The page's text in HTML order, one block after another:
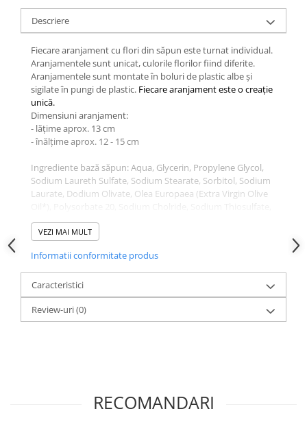
Descriere
Fiecare aranjament cu flori din săpun este turnat individual.
Aranjamentele sunt unicat, culorile florilor fiind diferite.
Aranjamentele sunt montate în boluri de plastic albe și
sigilate în pungi de plastic. Fiecare aranjament este o creație
unică.
Dimensiuni aranjament:
- lățime aprox. 13 cm
- înălțime aprox. 12 - 15 cm
Ingrediente bază săpun: Aqua, Glycerin, Propylene Glycol,
Sodium Laureth Sulfate, Sodium Stearate, Sorbitol, Sodium
Laurate, Dodium Olivate, Olea Europaea (Extra Virgin Olive
Etidronic Acid
Produs vândut deAccesoriitopone.ro
Calitate și garanție
Mai multe
informații:0773.944.335/office@accesoriitopone.ro
Prețurile afișate conțin T.V.A.
VEZI MAI MULT
Informatii conformitate produs
Caracteristici
Review-uri(0)
RECOMANDARI